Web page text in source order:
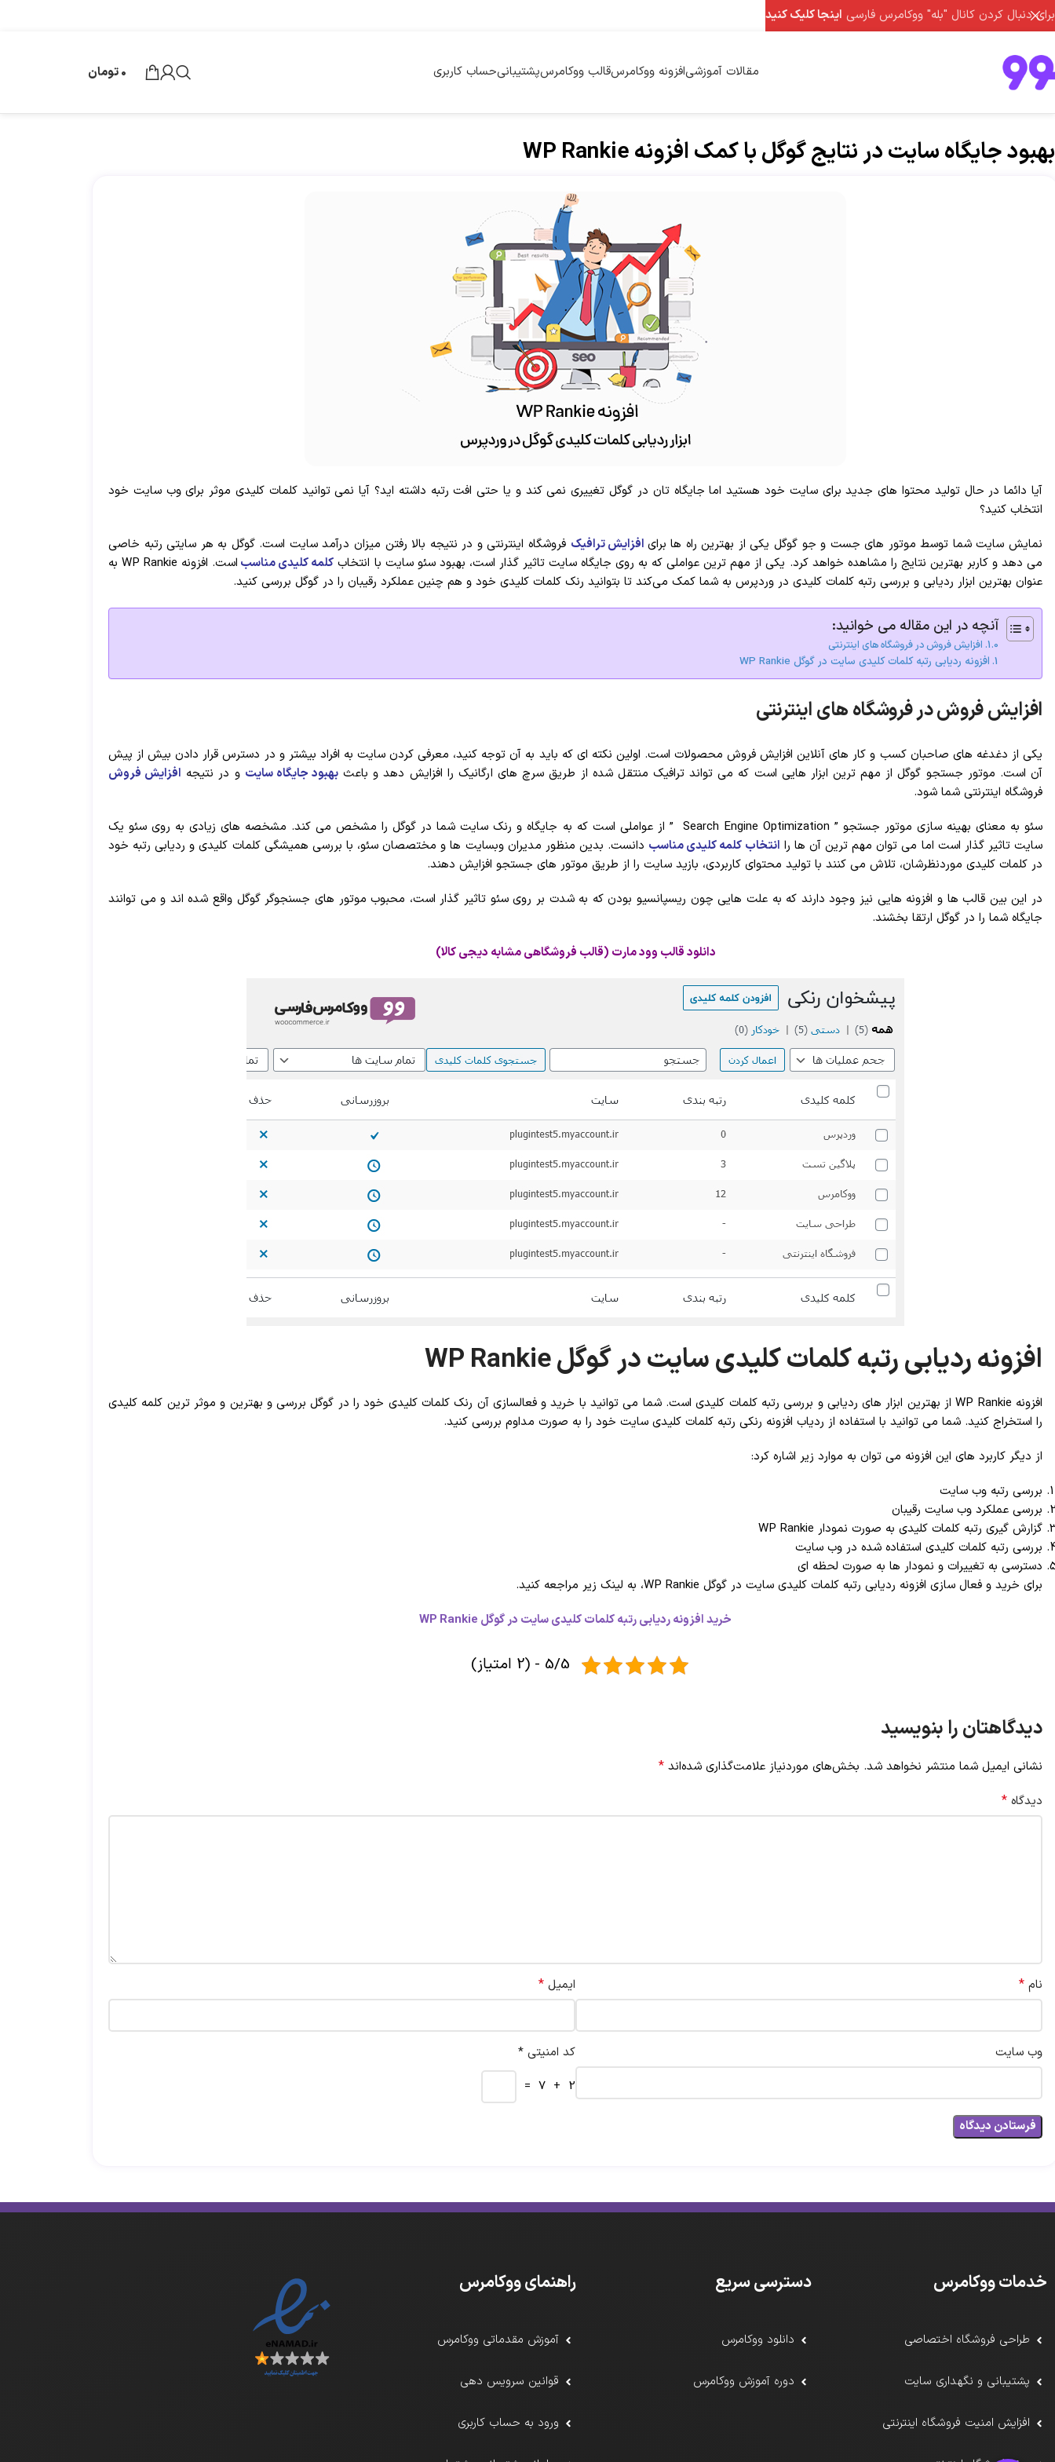
مقالات آموزشیافزونه ووکامرسقالب ووکامرسپشتیبانیحساب کاربری 0تومان
بهبود جایگاه سایت در نتایج گوگل با کمک افزونه WP Rankie
آیا دائما در حال تولید محتوا های جدید برای سایت خود هستید اما جایگاه تان در گوگل تغییری نمی کند و یا حتی افت رتبه داشته اید؟ آیا نمی توانید کلمات کلیدی موثر برای وب سایت خود
انتخاب کنید؟
نمایش سایت شما توسط موتور های جست و جو گوگل یکی از بهترین راه ها برای افزایش ترافیک فروشگاه اینترنتی و در نتیجه بالا رفتن میزان درآمد سایت است. گوگل به هر سایتی رتبه خاصی
می دهد و کاربر بهترین نتایج را مشاهده خواهد کرد. یکی از مهم ترین عواملی که به روی جایگاه سایت تاثیر گذار است، بهبود سئو سایت با انتخاب کلمه کلیدی مناسب
است. افزونه WP Rankie به
عنوان بهترین ابزار ردیابی و بررسی رتبه کلمات کلیدی در وردپرس به شما کمک می‌کند تا بتوانید رنک کلمات کلیدی خود و هم چنین عملکرد رقیبان را در گوگل بررسی کنید.
آنچه در این مقاله می خوانید:
افزایش فروش در فروشگاه های اینترنتی
افزونه ردیابی رتبه کلمات کلیدی سایت در گوگل WP Rankie
افزایش فروش در فروشگاه های اینترنتی
یکی از دغدغه های صاحبان کسب و کار های آنلاین افزایش فروش محصولات است. اولین نکته ای که باید به آن توجه کنید، معرفی کردن سایت به افراد بیشتر و در دسترس قرار دادن بیش از پیش
آن است. موتور جستجو گوگل از مهم ترین ابزار هایی است که می تواند ترافیک منتقل شده از طریق سرچ های ارگانیک را افزایش دهد و باعث بهبود جایگاه سایت و در نتیجه افزایش فروش
فروشگاه اینترنتی شما شود.
سئو به معنای بهینه سازی موتور جستجو ” Search Engine Optimization ” از عواملی است که به جایگاه و رنک سایت شما در گوگل را مشخص می کند. مشخصه های زیادی به روی سئو یک
سایت تاثیر گذار است اما می توان مهم ترین آن ها را انتخاب کلمه کلیدی مناسب دانست. بدین منظور مدیران وبسایت ها و مختصصان سئو، با بررسی همیشگی کلمات کلیدی و ردیابی رتبه خود
در کلمات کلیدی موردنظرشان، تلاش می کنند با تولید محتوای کاربردی، بازید سایت را از طریق موتور های جستجو افزایش دهند.
در این بین قالب ها و افزونه هایی نیز وجود دارند که به علت هایی چون ریسپانسیو بودن که به شدت بر روی سئو تاثیر گذار است، محبوب موتور های جسنجوگر گوگل واقع شده اند و می توانند
جایگاه شما را در گوگل ارتقا بخشند.
دانلود قالب وود مارت (قالب فروشگاهی مشابه دیجی کالا)
افزونه ردیابی رتبه کلمات کلیدی سایت در گوگل WP Rankie
افزونه WP Rankie از بهترین ابزار های ردیابی و بررسی رتبه کلمات کلیدی است. شما می توانید با خرید و فعالسازی آن رنک کلمات کلیدی خود را در گوگل بررسی و بهترین و موثر ترین کلمه کلیدی
را استخراج کنید. شما می توانید با استفاده از ردیاب افزونه رنکی رتبه کلمات کلیدی سایت خود را به صورت مداوم بررسی کنید.
از دیگر کاربرد های این افزونه می توان به موارد زیر اشاره کرد:
بررسی رتبه وب سایت
بررسی عملکرد وب سایت رقیبان
گزارش گیری رتبه کلمات کلیدی به صورت نمودار WP Rankie
بررسی رتبه کلمات کلیدی استفاده شده در وب سایت
دسترسی به تغییرات و نمودار ها به صورت لحظه ای
برای خرید و فعال سازی افزونه ردیابی رتبه کلمات کلیدی سایت در گوگل WP Rankie، به لینک زیر مراجعه کنید.
خرید افزونه ردیابی رتبه کلمات کلیدی سایت در گوگل WP Rankie
5/5 - (2 امتیاز)
دیدگاهتان را بنویسید
نشانی ایمیل شما منتشر نخواهد شد. بخش‌های موردنیاز علامت‌گذاری شده‌اند *
دیدگاه *
نام * ایمیل *
وب‌ سایت
کد امنیتی *
2 + 7 =
خدمات ووکامرس
طراحی فروشگاه اختصاصی
پشتیبانی و نگهداری سایت
افزایش امنیت فروشگاه اینترنتی
دسترسی سریع
دانلود ووکامرس
دوره آموزش ووکامرس
راهنمای ووکامرس
آموزش مقدماتی ووکامرس
قوانین سرویس دهی
ورود به حساب کاربری
برای دنبال کردن کانال "بله" ووکامرس فارسی اینجا کلیک کنید